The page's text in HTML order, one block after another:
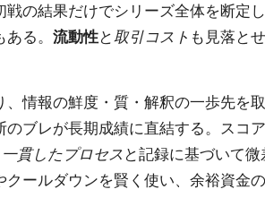
の結果だけでシリーズ全体を断定
る。 流動性と取引コスト も見落と
、情報の鮮度・質・解釈の一歩先を
ブレが長期成績に直結する。ス
一貫したプロセスと記録に基づいて微
ールダウンを賢く使い、余裕資金